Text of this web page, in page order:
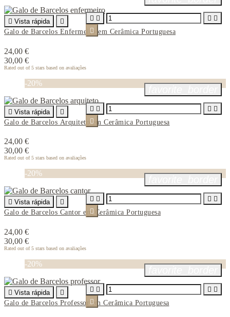
 Vista rápida

Galo de Barcelos Enfermeiro em Cerâmica Portuguesa
24,00 €
30,00 €
Rated out of 5 stars based on avaliações
   

-20%
 Vista rápida

Galo de Barcelos Arquiteto em Cerâmica Portuguesa
24,00 €
30,00 €
Rated out of 5 stars based on avaliações
   

-20%
 Vista rápida

Galo de Barcelos Cantor em Cerâmica Portuguesa
24,00 €
30,00 €
Rated out of 5 stars based on avaliações
   

-20%
 Vista rápida

Galo de Barcelos Professor em Cerâmica Portuguesa
   
